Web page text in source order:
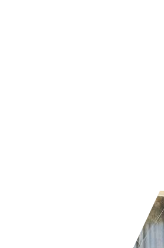
Personenkraftwagen
Kraftstoffverbrauch, die
entnommen werden, der an
bei der Deutschen
unter www.dat.de
Weitere
offiziellen
Personenkraftwagen
Kraftstoffverbrauch, die
Stromverbrauch neuer
entnommen werden, der an
bei der Deutschen
unter www.dat.de